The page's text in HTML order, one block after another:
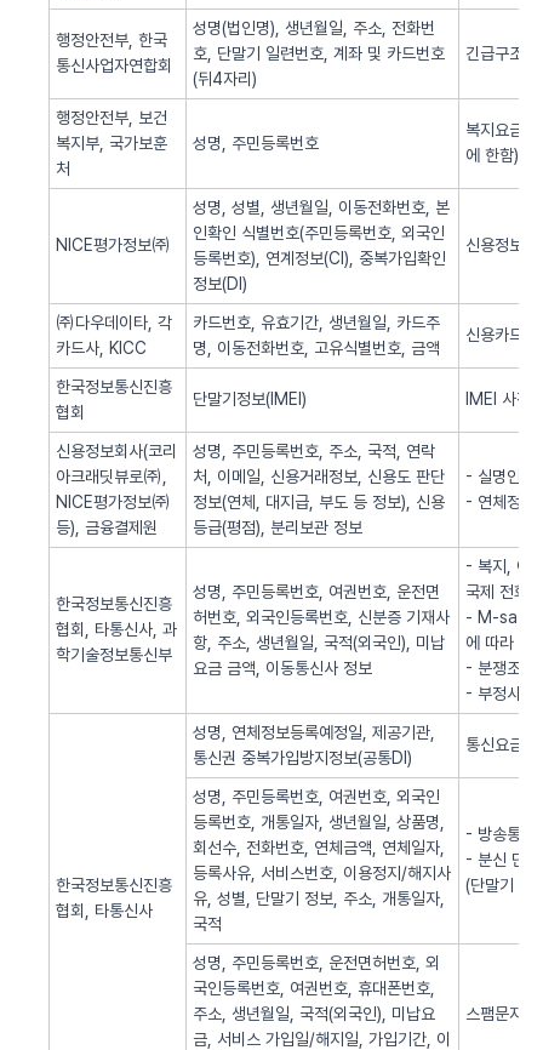
행정안전부, 한국
통신사업자연합회
성명(법인명), 생년월일, 주소, 전화번
호, 단말기 일련번호, 계좌 및 카드번호
(뒤4자리)
긴급구조(
행정안전부, 보건
복지부, 국가보훈
처
성명, 주민등록번호
복지요금
에 한함)
NICE평가정보㈜
성명, 성별, 생년월일, 이동전화번호, 본
인확인 식별번호(주민등록번호, 외국인
등록번호), 연계정보(CI), 중복가입확인
정보(DI)
신용정보
㈜다우데이타, 각
카드사, KICC
카드번호, 유효기간, 생년월일, 카드주
명, 이동전화번호, 고유식별번호, 금액
신용카드
한국정보통신진흥
협회
단말기정보(IMEI) IMEI 사전
신용정보회사(코리
아크래딧뷰로㈜,
NICE평가정보㈜
등), 금융결제원
성명, 주민등록번호, 주소, 국적, 연락
처, 이메일, 신용거래정보, 신용도 판단
정보(연체, 대지급, 부도 등 정보), 신용
등급(평점), 분리보관 정보
- 실명인증
- 연체정보
한국정보통신진흥
협회, 타통신사, 과
학기술정보통신부
성명, 주민등록번호, 여권번호, 운전면
허번호, 외국인등록번호, 신분증 기재사
항, 주소, 생년월일, 국적(외국인), 미납
요금 금액, 이동통신사 정보
- 복지, 이
국제 전화
- M-safer
에 따라
- 분쟁조정
- 부정사용
한국정보통신진흥
협회, 타통신사
성명, 연체정보등록예정일, 제공기관,
통신권 중복가입방지정보(공통DI)
통신요금
성명, 주민등록번호, 여권번호, 외국인
등록번호, 개통일자, 생년월일, 상품명,
회선수, 전화번호, 연체금액, 연체일자,
등록사유, 서비스번호, 이용정지/해지사
유, 성별, 단말기 정보, 주소, 개통일자,
국적
- 방송통신
- 분신 단
(단말기 분
성명, 주민등록번호, 운전면허번호, 외
국인등록번호, 여권번호, 휴대폰번호,
주소, 생년월일, 국적(외국인), 미납요
금, 서비스 가입일/해지일, 가입기간, 이
스팸문자